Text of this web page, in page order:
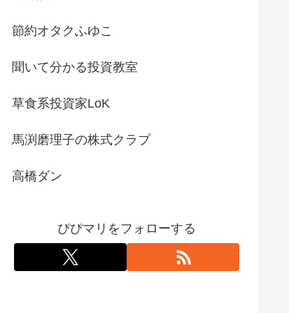
節約オタクふゆこ
聞いて分かる投資教室
草食系投資家LoK
馬渕磨理子の株式クラブ
高橋ダン
ぴぴマリをフォローする